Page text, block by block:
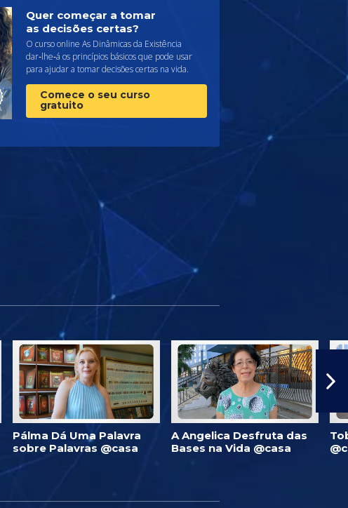
Quer começar a tomar
as decisões certas?
O curso online As Dinâmicas da Existência
dar‑lhe‑á os princípios básicos que pode usar
para ajudar a tomar decisões certas na vida.
Comece o seu curso
gratuito
Pálma Dá Uma Palavra
sobre Palavras @casa
A Angelica Desfruta das
Bases na Vida @casa